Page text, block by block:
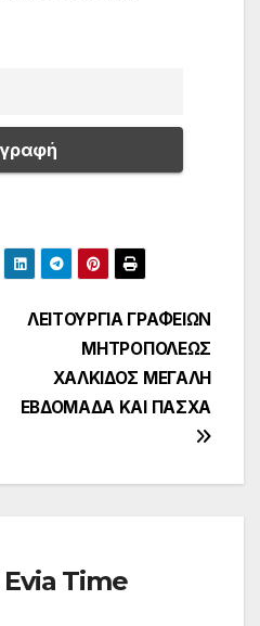
ΛΕΙΤΟΥΡΓΙΑ ΓΡΑΦΕΙΩΝ
ΜΗΤΡΟΠΟΛΕΩΣ
ΧΑΛΚΙΔΟΣ ΜΕΓΑΛΗ
ΕΒΔΟΜΑΔΑ ΚΑΙ ΠΑΣΧΑ
Evia Time